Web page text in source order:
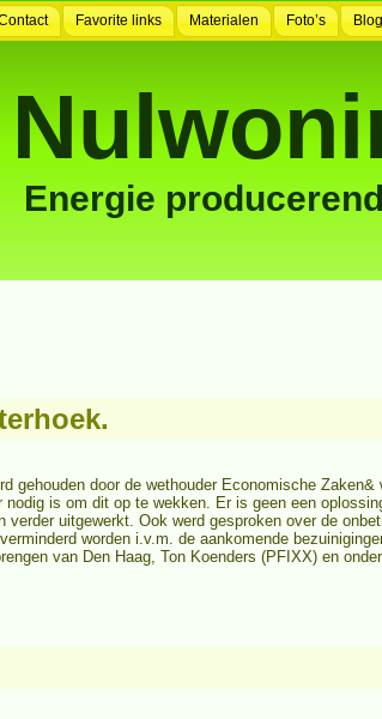
Favorite links Materialen Foto’s Blog
Energie
gehouden door de wethouder Economische
is om dit op te wekken. Er is geen een
uitgewerkt. Ook werd gesproken over de
worden i.v.m. de aankomende
van Den Haag, Ton Koenders (PFIXX) en